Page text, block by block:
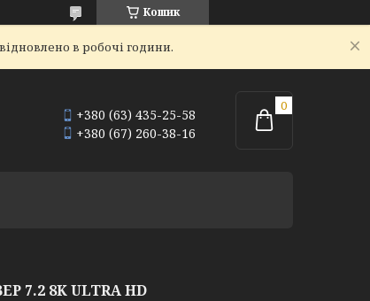
Кошик
в робочі години.
+380 (63) 435-25-58
+380 (67) 260-38-16
7.2 8K ULTRA HD